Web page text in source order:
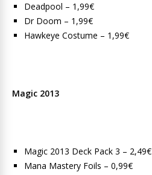
Deadpool – 1,99€
Dr Doom – 1,99€
Hawkeye Costume – 1,99€
Magic 2013
Magic 2013 Deck Pack 3 – 2,49€
Mana Mastery Foils – 0,99€